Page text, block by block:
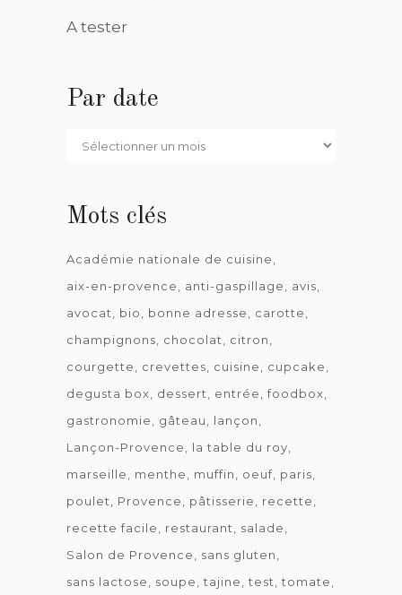
A tester
Par date
Par
Mots clés
Académie nationale de cuisine
aix-en-provence
anti-gaspillage
avis
avocat
bio bonne adresse
carotte
champignons
chocolat
citron
courgette
crevettes cuisine
cupcake
degusta box
dessert entrée
foodbox
gastronomie
gâteau
lançon
Lançon-Provence
la table du roy
marseille
menthe muffin oeuf paris
poulet
Provence pâtisserie
recette
recette facile
restaurant
salade
Salon de Provence
sans gluten
sans lactose
soupe tajine test tomate